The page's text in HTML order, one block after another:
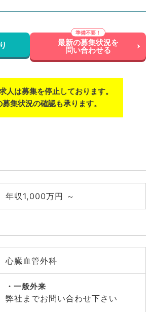
最新の募集状況を
問い合わせる
人は募集を停止しております。
集状況の確認も承ります。
年収1,000万円 ～
心臓血管外科
一般外来
弊社までお問い合わせ下さい